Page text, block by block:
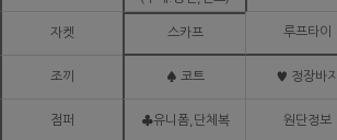
자켓 스카프 루프타이
조끼 ♠ 코트 ♥ 정장바지
점퍼 ♣유니폼,단체복 원단정보